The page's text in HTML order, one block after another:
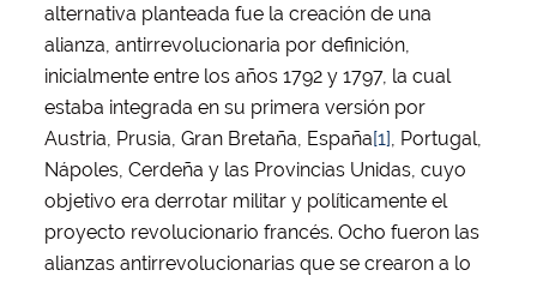
alternativa planteada fue la creación de una
alianza, antirrevolucionaria por definición,
inicialmente entre los años 1792 y 1797, la cual
estaba integrada en su primera versión por
Austria, Prusia, Gran Bretaña, España[1] , Portugal,
Nápoles, Cerdeña y las Provincias Unidas, cuyo
objetivo era derrotar militar y políticamente el
proyecto revolucionario francés. Ocho fueron las
alianzas antirrevolucionarias que se crearon a lo